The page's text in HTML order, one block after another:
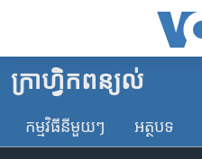
គេហទំព័រ​
ទាក់ទង
និង​
កម្ពុជា
អន្តរជាតិ
ក្រាហ្វិកពន្យល់
កម្មវិធី​នីមួយៗ អត្ថបទ​